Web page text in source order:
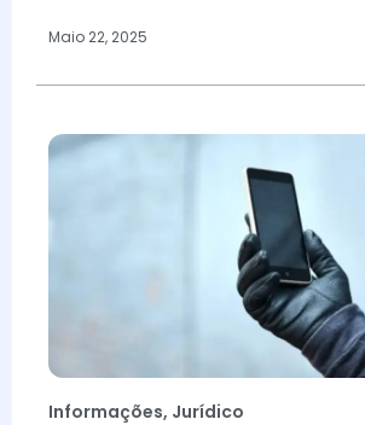
Maio 22, 2025
Informações, Jurídico